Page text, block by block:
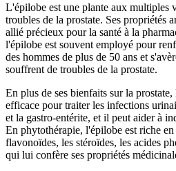
L'épilobe est une plante aux multiples
troubles de la prostate. Ses propriétés
allié précieux pour la santé à la
l'épilobe est souvent employé pour
des hommes de plus de 50 ans et
souffrent de troubles de la prostate.
En plus de ses bienfaits sur la
efficace pour traiter les infections
et la gastro-entérite, et il peut aider à
En phytothérapie, l'épilobe est riche en
flavonoïdes, les stéroïdes, les acides
qui lui confère ses propriétés